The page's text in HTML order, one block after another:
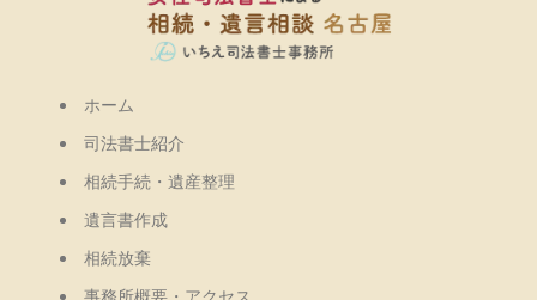
ホーム
司法書士紹介
相続手続・遺産整理
遺言書作成
相続放棄
事務所概要・アクセス